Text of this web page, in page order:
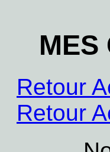
MES
Retour
Retour